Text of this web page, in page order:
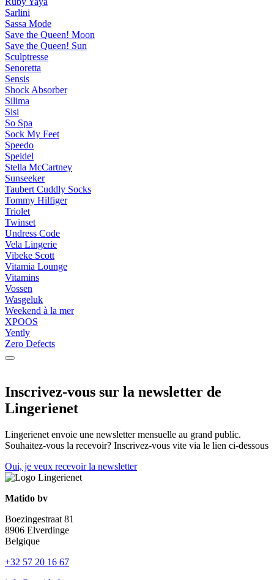
Sarlini
Sassa Mode
Save the Queen! Moon
Save the Queen! Sun
Sculptresse
Senoretta
Sensis
Shock Absorber
Silima
Sisi
So Spa
Sock My Feet
Speedo
Speidel
Stella McCartney
Sunseeker
Taubert Cuddly Socks
Tommy Hilfiger
Triolet
Twinset
Undress Code
Vela Lingerie
Vibeke Scott
Vitamia Lounge
Vitamins
Vossen
Wasgeluk
Weekend à la mer
XPOOS
Yently
Zero Defects
Inscrivez-vous sur la newsletter de
Lingerienet
Lingerienet envoie une newsletter mensuelle au grand public.
Souhaitez-vous la recevoir? Inscrivez-vous vite via le lien ci-dessous
Oui, je veux recevoir la newsletter
Matido bv
Boezingestraat 81
8906 Elverdinge
Belgique
+32 57 20 16 67